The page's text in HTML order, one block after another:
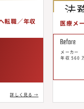
転職／年収
詳しく見る →
法
イ
上
医療メ
メーカー
年収 560